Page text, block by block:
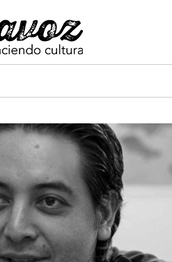
DISEÑO